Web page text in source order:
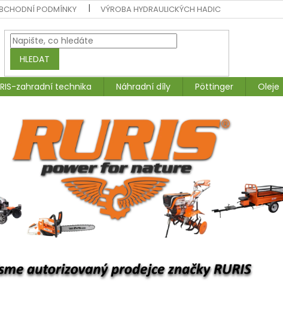
PODMÍNKY VÝROBA HYDRAULICKÝCH HADIC
HLEDAT
zahradní technika Náhradní díly Pöttinger Oleje